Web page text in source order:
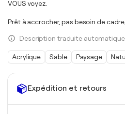
Expédition et retours
VOUS voyez.
Prêt à accrocher, pas besoin de
Description traduite
Acrylique Sable Paysage